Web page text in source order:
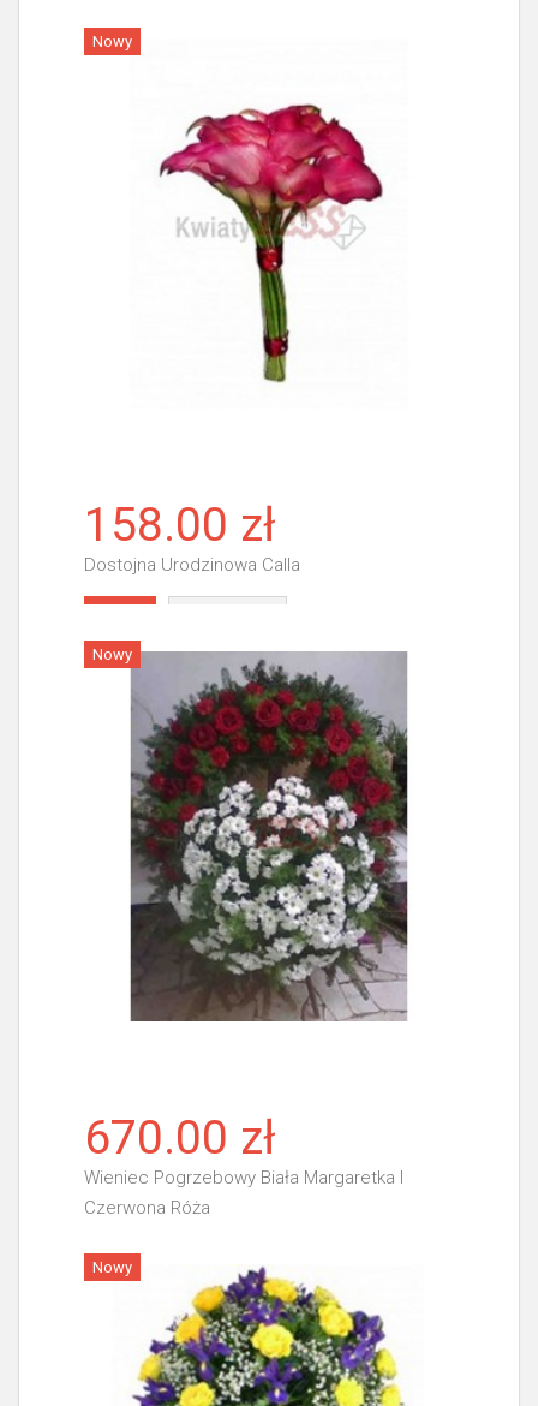
Nowy
158.00 zł
Dostojna Urodzinowa Calla
Nowy
670.00 zł
Wieniec Pogrzebowy Biała Margaretka I
Czerwona Róża
Więcej
Nowy